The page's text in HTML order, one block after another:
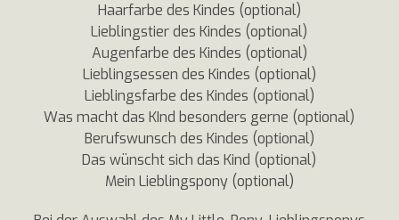
Haarfarbe des Kindes (optional)
Lieblingstier des Kindes (optional)
Augenfarbe des Kindes (optional)
Lieblingsessen des Kindes (optional)
Lieblingsfarbe des Kindes (optional)
Was macht das KInd besonders gerne (optional)
Berufswunsch des Kindes (optional)
Das wünscht sich das Kind (optional)
Mein Lieblingspony (optional)